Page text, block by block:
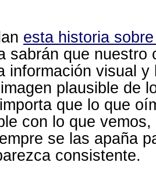
esta historia
sabrán que nuestro
información visual y
plausible de
que lo que
con lo que
se las apaña
consistente.